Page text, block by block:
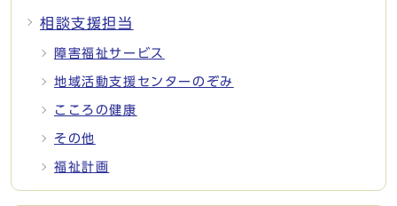
相談支援担当
障害福祉サービス
地域活動支援センターのぞみ
こころの健康
その他
福祉計画